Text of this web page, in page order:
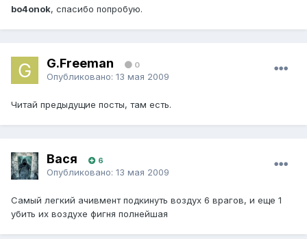
bo4onok, спасибо попробую.
G.Freeman 0
Опубликовано: 13 мая 2009
Читай предыдущие посты, там есть.
Вася 6
Опубликовано: 13 мая 2009
Самый легкий ачивмент подкинуть воздух 6 врагов, и еще 1
убить их воздухе фигня полнейшая